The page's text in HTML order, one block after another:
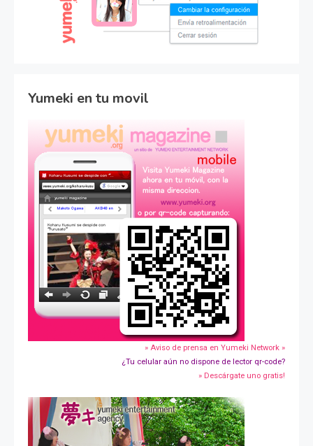
Yumeki en tu movil
» Aviso de prensa en Yumeki Network »
¿Tu celular aún no dispone de lector qr-code?
» Descárgate uno gratis!